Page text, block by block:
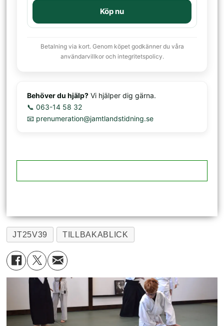
Köp nu
Betalning via kort. Genom köpet godkänner du våra
användarvillkor och integritetspolicy.
Behöver du hjälp? Vi hjälper dig gärna.
📞 063-14 58 32
📧 prenumeration@jamtlandstidning.se
JT25V39 TILLBAKABLICK